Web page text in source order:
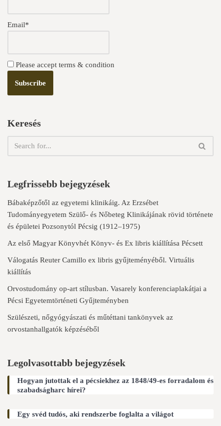
Email*
Please accept terms & condition
Keresés
Legfrissebb bejegyzések
Bábaképzőtől az egyetemi klinikáig. Az Erzsébet
Tudományegyetem Szülő- és Nőbeteg Klinikájának rövid története
és épületei Pozsonytól Pécsig (1912–1975)
Az első Magyar Könyvhét Könyv- és Ex libris kiállítása Pécsett
Válogatás Reuter Camillo ex libris gyűjteményéből. Virtuális
kiállítás
Orvostudomány op-art stílusban. Vasarely konferenciaplakátjai a
Pécsi Egyetemtörténeti Gyűjteményben
Szülészeti, nőgyógyászati és műtéttani tankönyvek az
orvostanhallgatók képzéséből
Legolvasottabb bejegyzések
Hogyan jutottak el a pécsiekhez az 1848/49-es forradalom és
szabadságharc hírei?
Egy svéd tudós, aki rendszerbe foglalta a világot